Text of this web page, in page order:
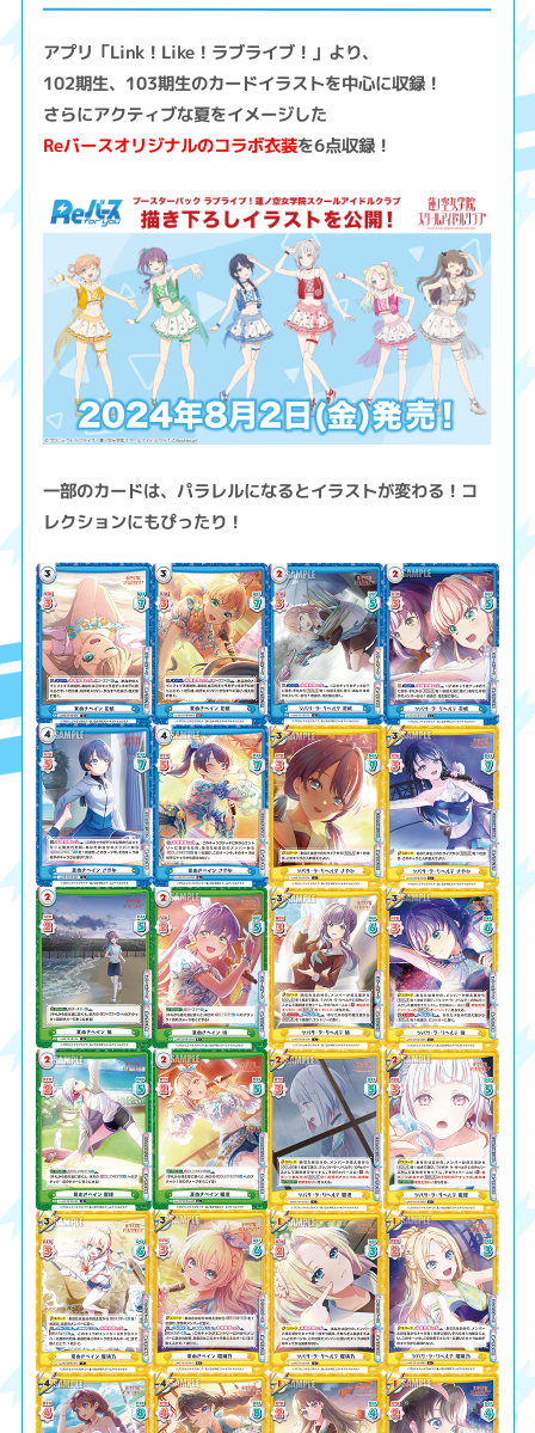
アプリ「Link！Like！ラブライブ！」より、
102期生、103期生のカードイラストを中心に収録！
さらにアクティブな夏をイメージした
Reバースオリジナルのコラボ衣装を6点収録！
一部のカードは、パラレルになるとイラストが変わる！コ
レクションにもぴったり！